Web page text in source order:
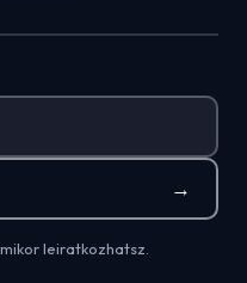
→
leiratkozhatsz.